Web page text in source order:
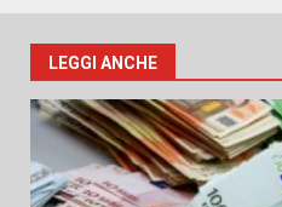
LEGGI ANCHE